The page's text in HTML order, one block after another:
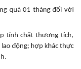
quá 01 tháng đối với
tính chất thương tích,
động; hợp khác thực